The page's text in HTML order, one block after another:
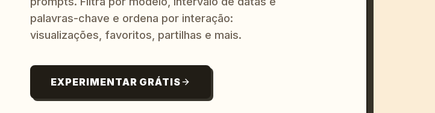
palavras-chave e ordena por interação:
visualizações, favoritos, partilhas e mais.
EXPERIMENTAR GRÁTIS